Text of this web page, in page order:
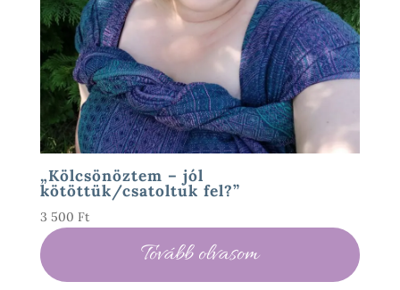
„Kölcsönöztem – jól
kötöttük/csatoltuk fel?”
3 500 Ft
Tovább olvasom